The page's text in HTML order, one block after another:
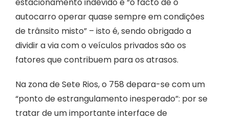
autocarro operar quase sempre em condições
de trânsito misto” – isto é, sendo obrigado a
dividir a via com o veículos privados são os
fatores que contribuem para os atrasos.
Na zona de Sete Rios, o 758 depara-se com um
“ponto de estrangulamento inesperado”: por se
tratar de um importante interface de